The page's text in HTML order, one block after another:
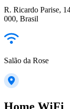
R. Ricardo Parise,
000, Brasil
Salão da Rose